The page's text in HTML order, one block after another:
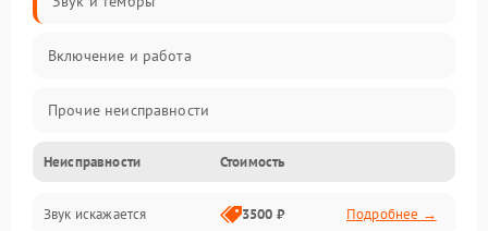
Включение и работа
Прочие неисправности
Управление и электроника
Клавиатура
Неисправности Стоимость
Звук искажается 3500 ₽ Подробнее →